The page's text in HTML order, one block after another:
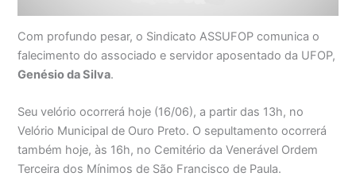
Com profundo pesar, o Sindicato ASSUFOP comunica o
falecimento do associado e servidor aposentado da UFOP,
Genésio da Silva.
Seu velório ocorrerá hoje (16/06), a partir das 13h, no
Velório Municipal de Ouro Preto. O sepultamento ocorrerá
também hoje, às 16h, no Cemitério da Venerável Ordem
Terceira dos Mínimos de São Francisco de Paula.